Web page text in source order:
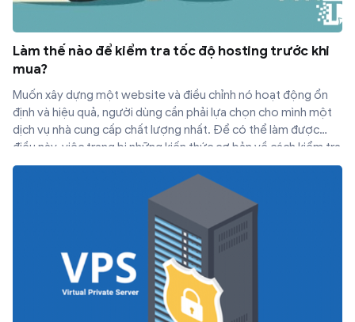
Làm thế nào để kiểm tra tốc độ hosting trước khi
mua?
Muốn xây dựng một website và điều chỉnh nó hoạt động ổn
định và hiệu quả, người dùng cần phải lựa chọn cho mình một
dịch vụ nhà cung cấp chất lượng nhất. Để có thể làm được
điều này, việc trang bị những kiến thức cơ bản về cách kiểm tra
tốc độ hosting hoặc nhờ tới sự trợ giúp của đội ngũ chuyên
gia có kinh nghiệm là vô cùng cần thiết.